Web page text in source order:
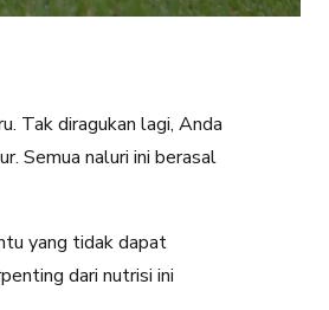
Tak diragukan lagi, Anda
Semua naluri ini berasal
yang tidak dapat
dari nutrisi ini